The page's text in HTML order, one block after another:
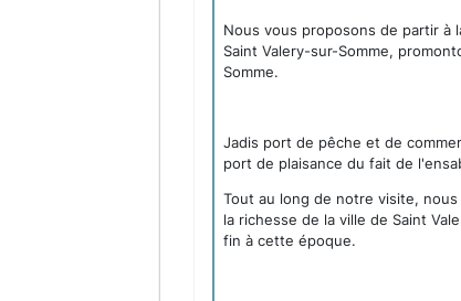
Nous vous proposons de partir à
Saint Valery-sur-Somme,
Somme.
Jadis port de pêche et de
port de plaisance du fait de
Tout au long de notre visite,
la richesse de la ville de Saint
fin à cette époque.